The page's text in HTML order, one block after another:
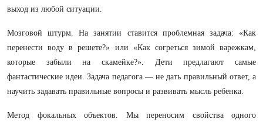
выход из любой ситуации.
Мозговой штурм. На занятии ставится проблемная задача: «Как
перенести воду в решете?» или «Как согреться зимой варежкам,
которые забыли на скамейке?». Дети предлагают самые
фантастические идеи. Задача педагога — не дать правильный ответ, а
научить задавать правильные вопросы и развивать мысль ребенка.
Метод фокальных объектов. Мы переносим свойства одного